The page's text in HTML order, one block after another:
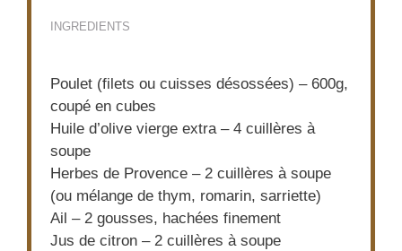
INGREDIENTS
Poulet (filets ou cuisses désossées) – 600g,
coupé en cubes
Huile d’olive vierge extra – 4 cuillères à
soupe
Herbes de Provence – 2 cuillères à soupe
(ou mélange de thym, romarin, sarriette)
Ail – 2 gousses, hachées finement
Jus de citron – 2 cuillères à soupe